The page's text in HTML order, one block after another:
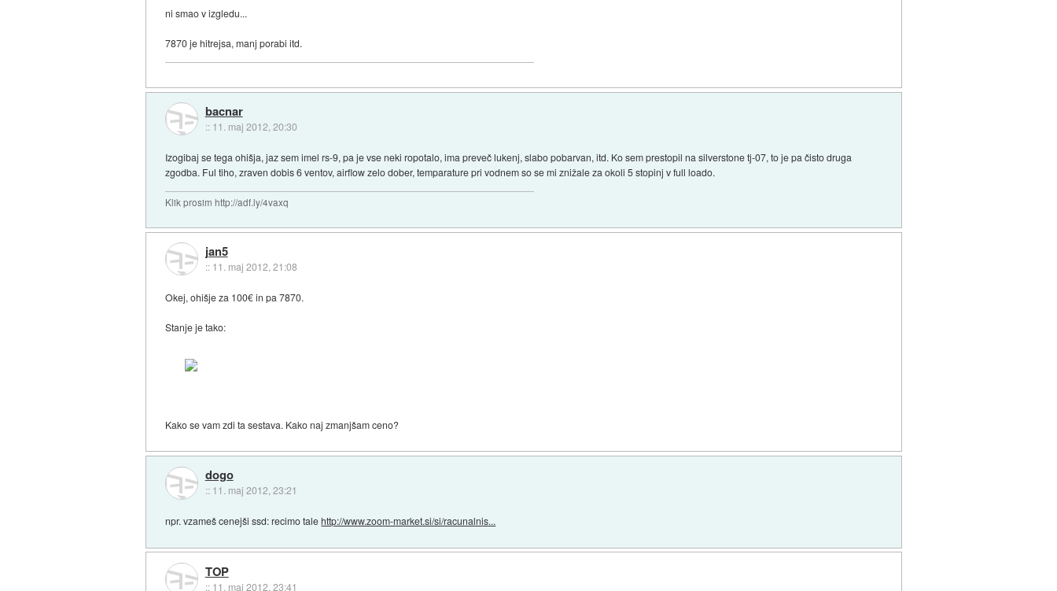
ni smao v izgledu...
7870 je hitrejsa, manj porabi itd.
bacnar
:: 11. maj 2012, 20:30
Izogibaj se tega ohišja, jaz sem imel rs-9, pa je vse neki ropotalo, ima preveč lukenj, slabo pobarvan, itd. Ko sem prestopil na silverstone tj-07, to je pa čisto druga
zgodba. Ful tiho, zraven dobis 6 ventov, airflow zelo dober, temparature pri vodnem so se mi znižale za okoli 5 stopinj v full loado.
Klik prosim http://adf.ly/4vaxq
jan5
:: 11. maj 2012, 21:08
Okej, ohišje za 100€ in pa 7870.
Stanje je tako:
Kako se vam zdi ta sestava. Kako naj zmanjšam ceno?
dogo
:: 11. maj 2012, 23:21
npr. vzameš cenejši ssd: recimo talehttp://www.zoom-market.si/si/racunalnis...
TOP
:: 11. maj 2012, 23:41